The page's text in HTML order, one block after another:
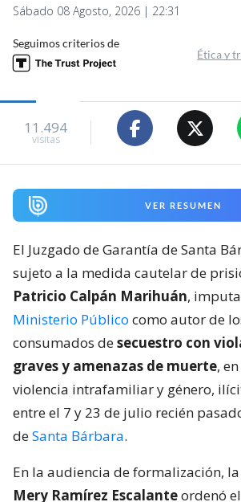
Sábado 08 Agosto, 2026 | 22:31
Seguimos criterios de
Ética y
11.494
visitas
VER RESUMEN
El Juzgado de Garantía de Santa
sujeto a la medida cautelar de
Patricio Calpán Marihuán,
Ministerio Público como autor de
consumados desecuestro con
graves y amenazas de muerte,
violencia intrafamiliar y género,
entre el 7 y 23 de julio recién
deSanta Bárbara.
En la audiencia de formalización,
Mery Ramírez Escalanteordenó